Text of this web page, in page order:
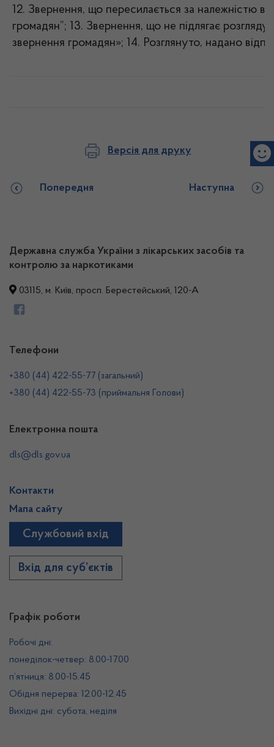
12. Звернення, що пересилається за належністю
громадян”; 13. Звернення, що не підлягає
звернення громадян»; 14. Розглянуто, надано
Версія для друку
Попередня Наступна
Державна служба України з лікарських засобів та
контролю за наркотиками
03115, м. Київ, просп. Берестейський, 120-А
Графік роботи
Робочі дні:
понеділок-четвер: 8.00-17.00
п’ятниця: 8.00-15.45
Обідня перерва: 12.00-12.45
Вихідні дні: субота, неділя
Телефони
+380 (44) 422-55-77 (загальний)
+380 (44) 422-55-73 (приймальня Голови)
Електронна пошта
dls@dls.gov.ua
Контакти
Мапа сайту
Службовий вхід
Вхід для суб’єктів